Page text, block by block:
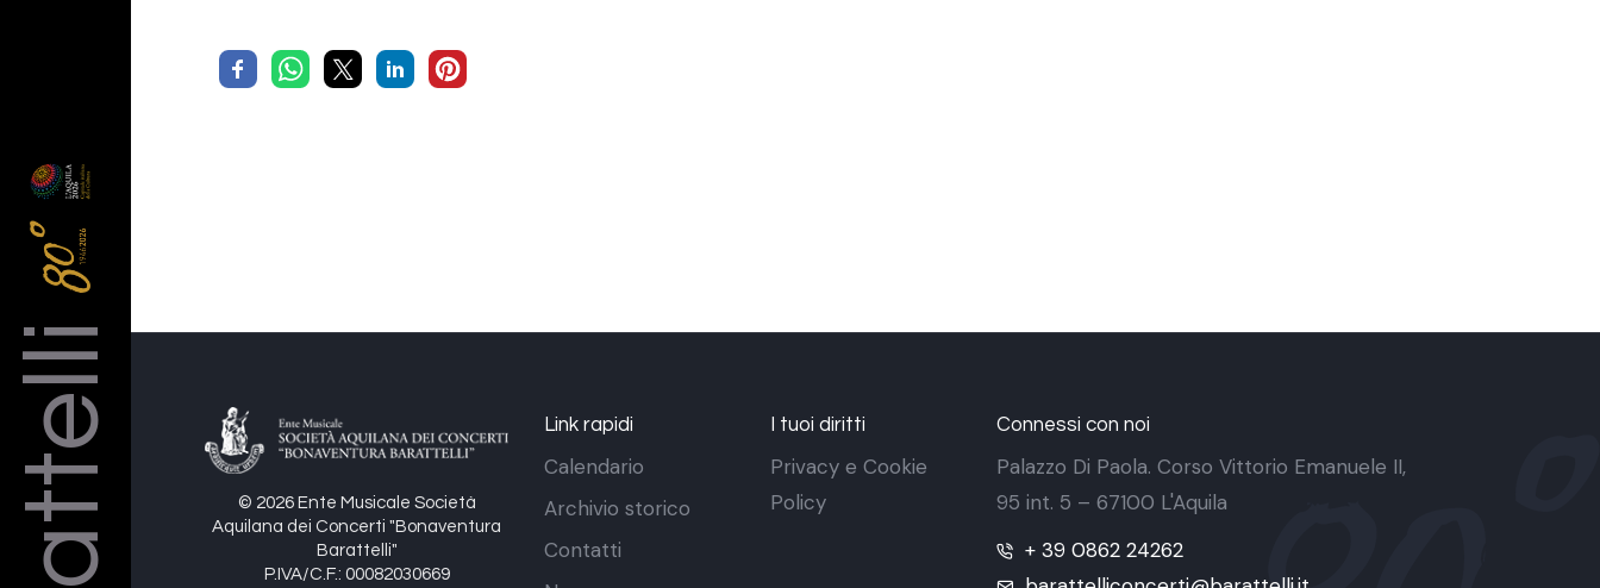
© 2026 Ente Musicale Società
Aquilana dei Concerti "Bonaventura
Barattelli"
P.IVA/C.F.: 00082030669
Link rapidi
Calendario
Archivio storico
Contatti
I tuoi diritti
Privacy e Cookie
Policy
Connessi con noi
Palazzo Di Paola. Corso Vittorio Emanuele II,
95 int. 5 – 67100 L'Aquila
+ 39 0862 24262